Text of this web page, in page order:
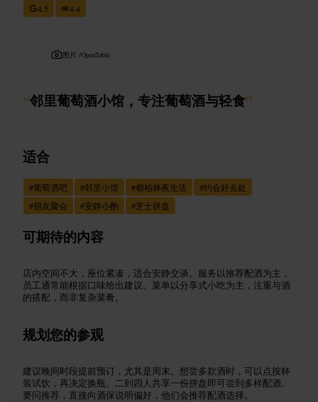
4.5
4.4
图片 /OpenTable
“邻里葡萄酒小馆，专注葡萄酒与轻食”
适合
#葡萄酒吧 #邻里小馆 #都柏林夜生活 #约会好去处
#朋友聚会 #安静小酌 #芝士拼盘
可期待的内容
店内空间不大，座位紧凑，适合安静交谈。服务以推荐配酒为主，
员工通常能根据口味给出建议。菜单以分享式小吃为主，注重与酒
的搭配，而非复杂菜肴。
规划您的参观
建议晚间时段提前预订，尤其是周末。想尝多款酒时，可以点按杯
装试饮，再决定换瓶。二到四人共享一份拼盘即可尝到多样配酒。
要问推荐，直接向酒保说明偏好，他们会推荐配酒选择。